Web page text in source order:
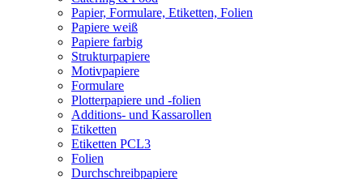
Papier, Formulare, Etiketten, Folien
Papiere weiß
Papiere farbig
Strukturpapiere
Motivpapiere
Formulare
Plotterpapiere und -folien
Additions- und Kassarollen
Etiketten
Etiketten PCL3
Folien
Durchschreibpapiere